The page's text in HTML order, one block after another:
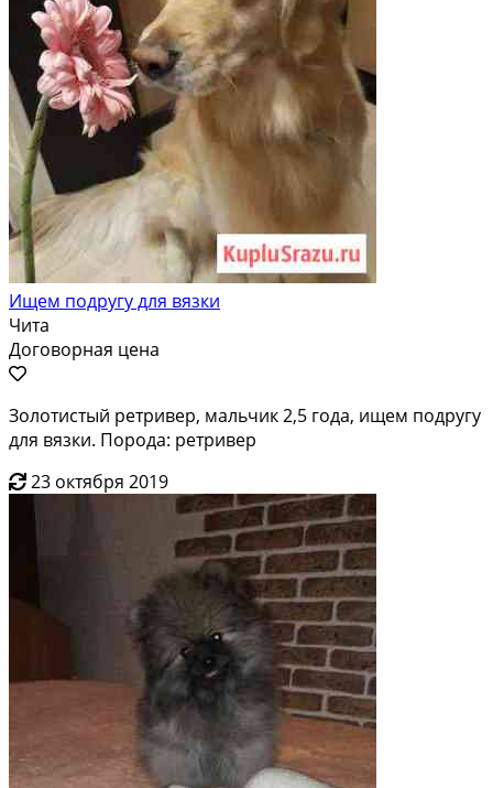
Ищем подругу для вязки
Чита
Договорная цена
Золотистый ретривер, мальчик 2,5 года, ищем подругу
для вязки. Порода: ретривер
23 октября 2019